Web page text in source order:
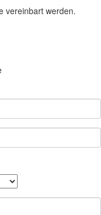
vereinbart werden.